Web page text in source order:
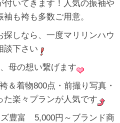
付いてきます！人気の振袖や
も袴も多数ご用意。
しなら、一度マリリンハウ
談下さい
母の想い繋げます
＆着物800点・前撮り写真・
た楽々プランが人気です
ズ豊富 5,000円～ブランド商